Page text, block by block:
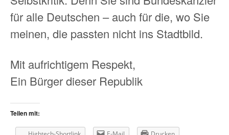
für alle Deutschen – auch für die, wo Sie
meinen, die passten nicht ins Stadtbild.
Mit aufrichtigem Respekt,
Ein Bürger dieser Republik
Teilen mit: